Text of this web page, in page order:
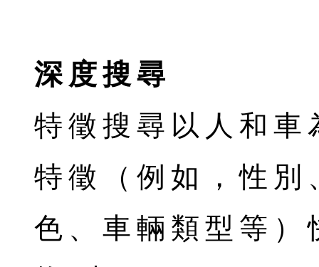
深度搜尋
特徵搜尋以人和
特徵（例如，性
色、車輛類型等